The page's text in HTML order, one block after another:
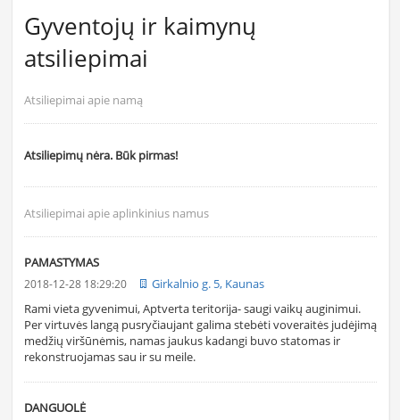
Gyventojų ir kaimynų
atsiliepimai
Atsiliepimai apie namą
Atsiliepimų nėra. Būk pirmas!
Atsiliepimai apie aplinkinius namus
PAMASTYMAS
2018-12-28 18:29:20
Girkalnio g. 5, Kaunas
Rami vieta gyvenimui, Aptverta teritorija- saugi vaikų auginimui.
Per virtuvės langą pusryčiaujant galima stebėti voveraitės judėjimą
medžių viršūnėmis, namas jaukus kadangi buvo statomas ir
rekonstruojamas sau ir su meile.
DANGUOLĖ